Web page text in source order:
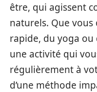
être, qui agissent
naturels. Que
rapide, du yoga
une activité qui
régulièrement à
d’une méthode